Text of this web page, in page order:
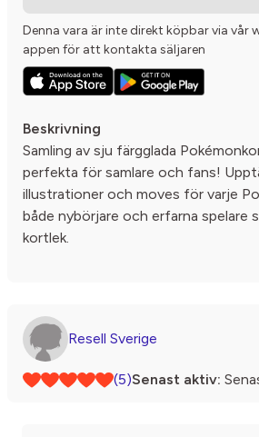
Denna vara är inte direkt köpbar via vår
appen för att kontakta säljaren
Beskrivning
Samling av sju färgglada
perfekta för samlare och fans!
illustrationer och moves för varje
både nybörjare och erfarna spelare
kortlek.
Resell Sverige
(5)Senast aktiv: